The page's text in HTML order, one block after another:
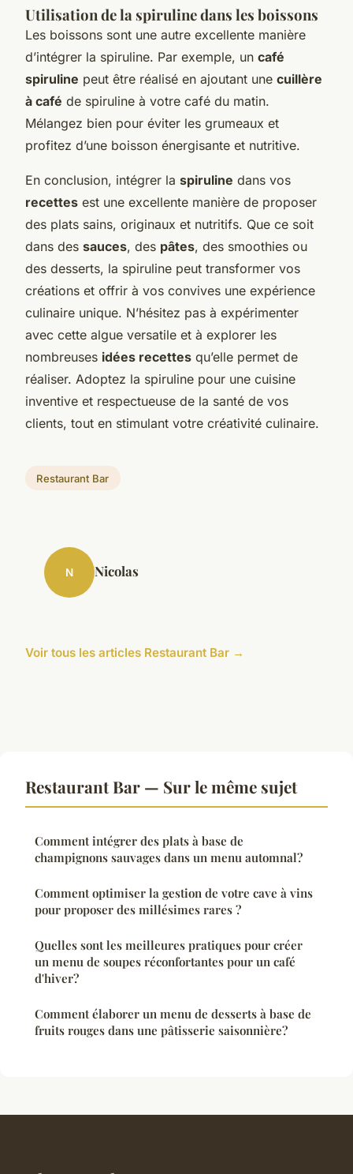
Utilisation de la spiruline dans les boissons
Les boissons sont une autre excellente manière
d’intégrer la spiruline. Par exemple, un café
spiruline peut être réalisé en ajoutant une cuillère
à café de spiruline à votre café du matin.
Mélangez bien pour éviter les grumeaux et
profitez d’une boisson énergisante et nutritive.
En conclusion, intégrer la spiruline dans vos
recettes est une excellente manière de proposer
des plats sains, originaux et nutritifs. Que ce soit
dans des sauces, des pâtes, des smoothies ou
des desserts, la spiruline peut transformer vos
créations et offrir à vos convives une expérience
culinaire unique. N’hésitez pas à expérimenter
avec cette algue versatile et à explorer les
nombreuses idées recettes qu’elle permet de
réaliser. Adoptez la spiruline pour une cuisine
inventive et respectueuse de la santé de vos
clients, tout en stimulant votre créativité culinaire.
Restaurant Bar
N Nicolas
Voir tous les articles Restaurant Bar →
Restaurant Bar — Sur le même sujet
Comment intégrer des plats à base de
champignons sauvages dans un menu automnal?
Comment optimiser la gestion de votre cave à vins
pour proposer des millésimes rares ?
Quelles sont les meilleures pratiques pour créer
un menu de soupes réconfortantes pour un café
d'hiver?
Comment élaborer un menu de desserts à base de
fruits rouges dans une pâtisserie saisonnière?